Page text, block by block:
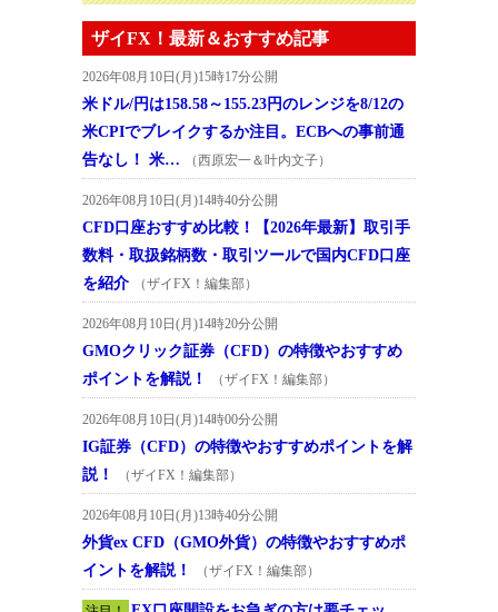
ザイFX！最新＆おすすめ記事
2026年08月10日(月)15時17分公開
米ドル/円は158.58～155.23円のレンジを8/12の
米CPIでブレイクするか注目。ECBへの事前通
告なし！ 米…
（西原宏一＆叶内文子）
2026年08月10日(月)14時40分公開
CFD口座おすすめ比較！【2026年最新】取引手
数料・取扱銘柄数・取引ツールで国内CFD口座
を紹介
（ザイFX！編集部）
2026年08月10日(月)14時20分公開
GMOクリック証券（CFD）の特徴やおすすめ
ポイントを解説！
（ザイFX！編集部）
2026年08月10日(月)14時00分公開
IG証券（CFD）の特徴やおすすめポイントを解
説！
（ザイFX！編集部）
2026年08月10日(月)13時40分公開
外貨ex CFD（GMO外貨）の特徴やおすすめポ
イントを解説！
（ザイFX！編集部）